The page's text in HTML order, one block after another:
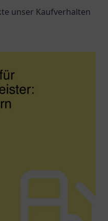
unser Kaufverhalten